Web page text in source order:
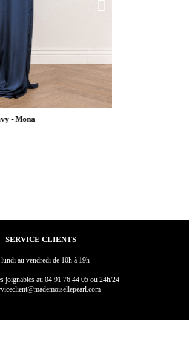
- Mona
SERVICE CLIENTS
au vendredi de 10h à 19h
joignables au 04 91 76 44 05 ou 24h/24